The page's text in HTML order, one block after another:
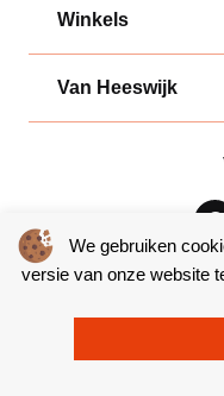
We gebruiken
versie van onze website
Winkels
Van Heeswijk
© Copyright 2026 –